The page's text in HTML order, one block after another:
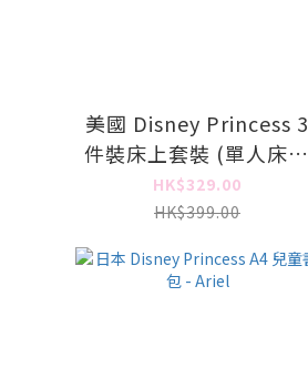
美國 Disney Princess 3
件裝床上套裝 (單人床) -
Ariel
HK$329.00
HK$399.00